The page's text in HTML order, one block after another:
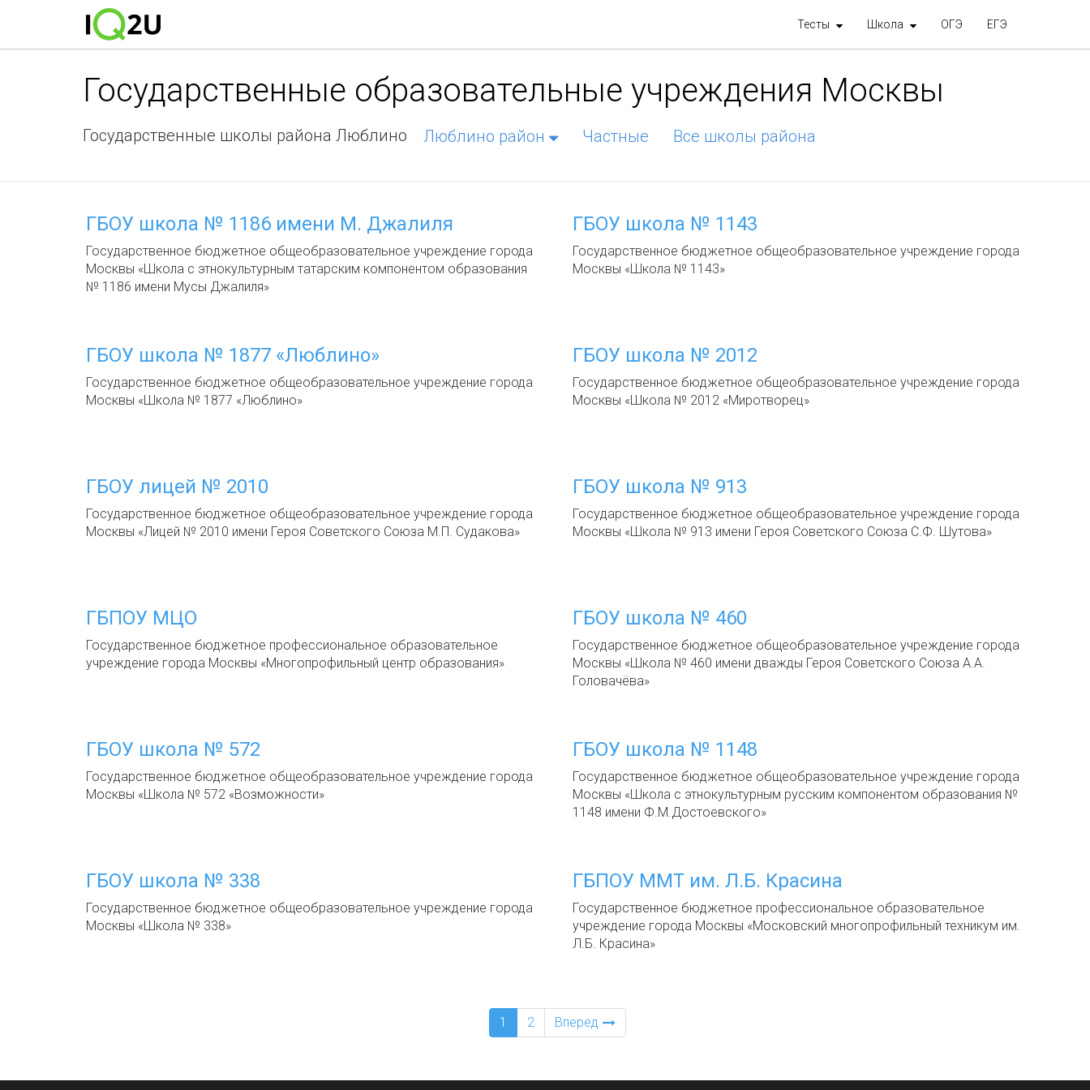
Тесты Школа ОГЭ ЕГЭ
Государственные образовательные учреждения Москвы
Государственные школы района Люблино Люблино район Частные Все школы района
ГБОУ школа № 1186 имени М. Джалиля
Государственное бюджетное общеобразовательное учреждение города
Москвы «Школа с этнокультурным татарским компонентом образования
№ 1186 имени Мусы Джалиля»
ГБОУ школа № 1143
Государственное бюджетное общеобразовательное учреждение города
Москвы «Школа № 1143»
ГБОУ школа № 1877 «Люблино»
Государственное бюджетное общеобразовательное учреждение города
Москвы «Школа № 1877 «Люблино»
ГБОУ школа № 2012
Государственное бюджетное общеобразовательное учреждение города
Москвы «Школа № 2012 «Миротворец»
ГБОУ лицей № 2010
Государственное бюджетное общеобразовательное учреждение города
Москвы «Лицей № 2010 имени Героя Советского Союза М.П. Судакова»
ГБОУ школа № 913
Государственное бюджетное общеобразовательное учреждение города
Москвы «Школа № 913 имени Героя Советского Союза С.Ф. Шутова»
ГБПОУ МЦО
Государственное бюджетное профессиональное образовательное
учреждение города Москвы «Многопрофильный центр образования»
ГБОУ школа № 460
Государственное бюджетное общеобразовательное учреждение города
Москвы «Школа № 460 имени дважды Героя Советского Союза А.А.
Головачёва»
ГБОУ школа № 572
Государственное бюджетное общеобразовательное учреждение города
Москвы «Школа № 572 «Возможности»
ГБОУ школа № 1148
Государственное бюджетное общеобразовательное учреждение города
Москвы «Школа с этнокультурным русским компонентом образования №
1148 имени Ф.М.Достоевского»
ГБОУ школа № 338
Государственное бюджетное общеобразовательное учреждение города
Москвы «Школа № 338»
ГБПОУ ММТ им. Л.Б. Красина
Государственное бюджетное профессиональное образовательное
учреждение города Москвы «Московский многопрофильный техникум им.
Л.Б. Красина»
1 2 Вперед